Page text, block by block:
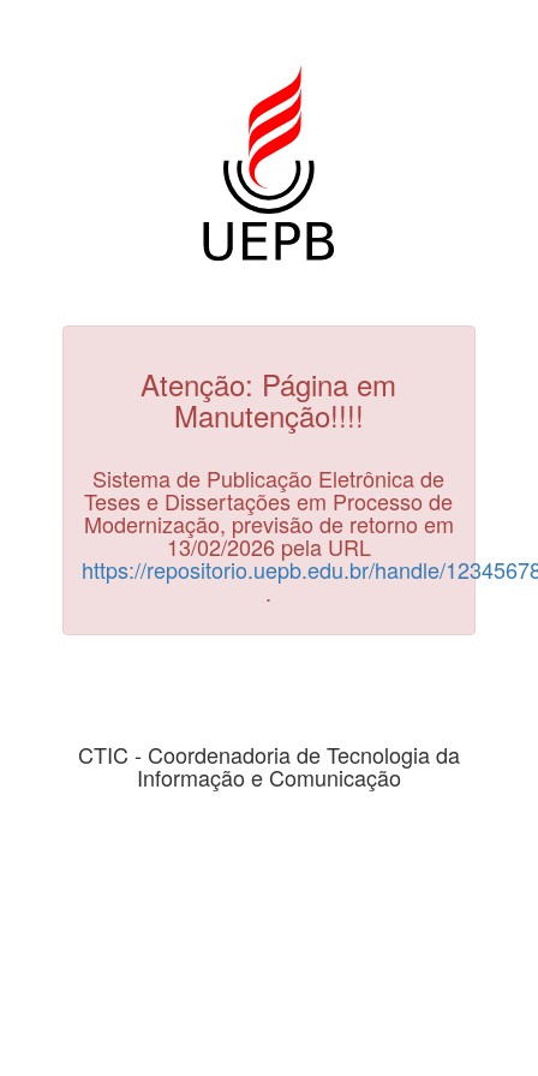
Atenção: Página em
Manutenção!!!!
Sistema de Publicação Eletrônica de
Teses e Dissertações em Processo de
Modernização, previsão de retorno em
13/02/2026 pela URL
https://repositorio.uepb.edu.br/handle/
.
CTIC - Coordenadoria de Tecnologia da
Informação e Comunicação